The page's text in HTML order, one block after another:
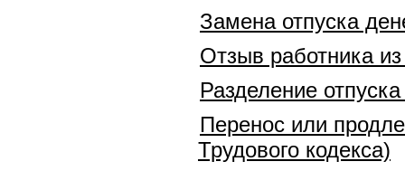
Замена отпуска
Отзыв работника из
Разделение
Перенос или
Трудового кодекса)